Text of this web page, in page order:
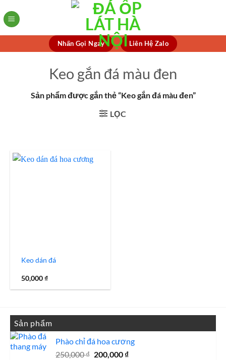
to
Nhấn Gọi Ngay Liên Hệ Zalo
Keo gắn đá màu đen
Sản phẩm được gắn thẻ “Keo gắn đá màu đen”
LỌC
Keo dán đá
50,000₫
Sản phẩm
Phào chỉ đá hoa cương
250,000₫ Giá
200,000 ₫Giá